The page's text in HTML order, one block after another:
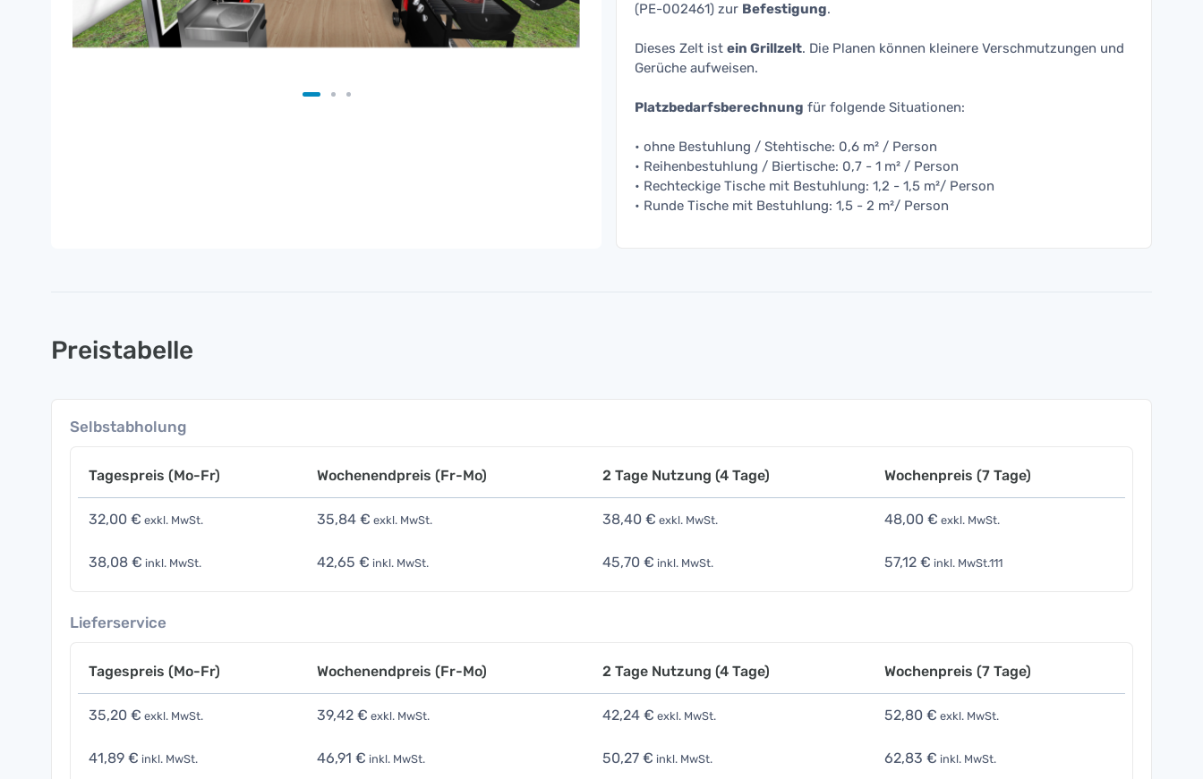
(PE-002461) zur Befestigung.
Dieses Zelt ist ein Grillzelt. Die Planen können kleinere Verschmutzungen und
Gerüche aufweisen.
Platzbedarfsberechnung für folgende Situationen:
• ohne Bestuhlung / Stehtische: 0,6 m² / Person
• Reihenbestuhlung / Biertische: 0,7 - 1 m² / Person
• Rechteckige Tische mit Bestuhlung: 1,2 - 1,5 m²/ Person
• Runde Tische mit Bestuhlung: 1,5 - 2 m²/ Person
Preistabelle
Selbstabholung
Tagespreis (Mo-Fr) Wochenendpreis (Fr-Mo) 2 Tage Nutzung (4 Tage) Wochenpreis (7 Tage)
32,00 € exkl. MwSt. 35,84 € exkl. MwSt. 38,40 € exkl. MwSt. 48,00 € exkl. MwSt.
38,08 € inkl. MwSt. 42,65 € inkl. MwSt. 45,70 € inkl. MwSt. 57,12 € inkl. MwSt.111
Lieferservice
Tagespreis (Mo-Fr) Wochenendpreis (Fr-Mo) 2 Tage Nutzung (4 Tage) Wochenpreis (7 Tage)
35,20 € exkl. MwSt. 39,42 € exkl. MwSt. 42,24 € exkl. MwSt. 52,80 € exkl. MwSt.
41,89 € inkl. MwSt. 46,91 € inkl. MwSt. 50,27 € inkl. MwSt. 62,83 € inkl. MwSt.